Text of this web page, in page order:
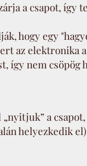
a csapot, így
hogy egy
az elektronika
így nem csöpög
a
helyezkedik